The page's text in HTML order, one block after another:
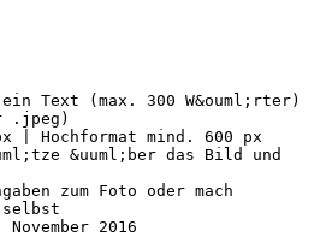
Text (max. 300 W&ouml;rter)
.jpeg)
| Hochformat mind. 600 px
&uuml;ber das Bild und
zum Foto oder mach
selbst
2016